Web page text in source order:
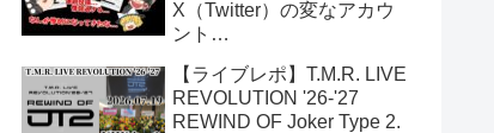
X（Twitter）の変なアカウ
ント…
【ライブレポ】T.M.R. LIVE
REVOLUTION '26-'27
REWIND OF Joker Type 2.